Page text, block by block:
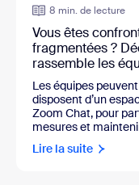
8 min. de lecture
Vous êtes
fragmentées ?
rassemble les
Les équipes
disposent d’un
Zoom Chat, pour
mesures et
Lire la suite